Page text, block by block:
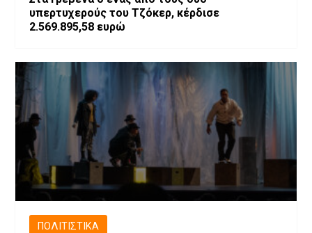
υπερτυχερούς του Τζόκερ, κέρδισε
2.569.895,58 ευρώ
ΠΟΛΙΤΙΣΤΙΚΆ